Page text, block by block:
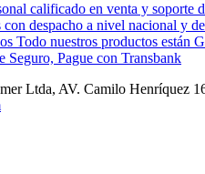
calificado en venta y soporte
con despacho a nivel nacional y
Todo nuestros productos están
Seguro, Pague con Transbank
Ltda, AV. Camilo Henríquez